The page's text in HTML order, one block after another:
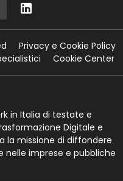
Privacy e Cookie Policy
Cookie Center
in Italia di testate e
Digitale e
la missione di diffondere
nelle imprese e pubbliche